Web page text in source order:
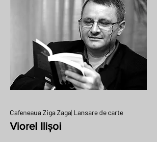
Cafeneaua Ziga Zaga| Lansare de carte
Viorel Ilișoi